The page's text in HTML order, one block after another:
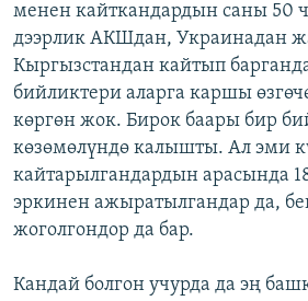
менен кайткандардын саны 50
дээрлик АКШдан, Украинадан
Кыргызстандан кайтып
бийликтери аларга каршы
көргөн жок. Бирок баары бир
көзөмөлүндө калышты. Ал эми
кайтарылгандардын арасында
эркинен ажыратылгандар да,
жоголгондор да бар.
Кандай болгон учурда да эң